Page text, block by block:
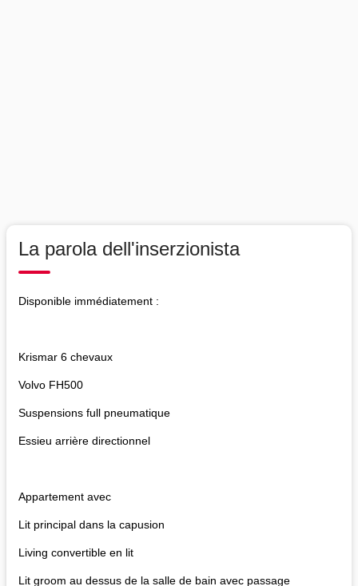
La parola dell'inserzionista
Disponible immédiatement :
Krismar 6 chevaux
Volvo FH500
Suspensions full pneumatique
Essieu arrière directionnel
Appartement avec
Lit principal dans la capusion
Living convertible en lit
Lit groom au dessus de la salle de bain avec passage